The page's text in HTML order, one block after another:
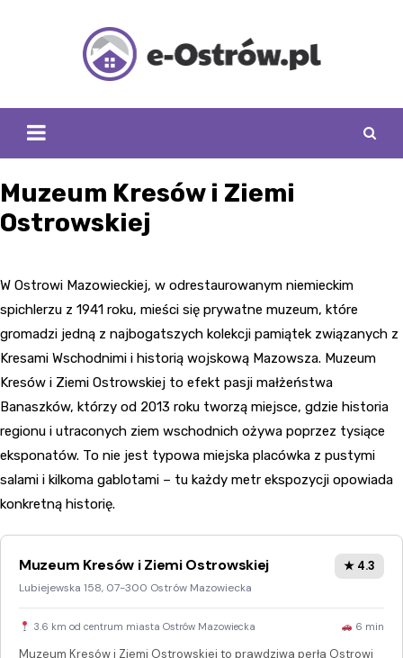
Muzeum Kresów i Ziemi
Ostrowskiej
W Ostrowi Mazowieckiej, w odrestaurowanym niemieckim
spichlerzu z 1941 roku, mieści się prywatne muzeum, które
gromadzi jedną z najbogatszych kolekcji pamiątek związanych z
Kresami Wschodnimi i historią wojskową Mazowsza. Muzeum
Kresów i Ziemi Ostrowskiej to efekt pasji małżeństwa
Banaszków, którzy od 2013 roku tworzą miejsce, gdzie historia
regionu i utraconych ziem wschodnich ożywa poprzez tysiące
eksponatów. To nie jest typowa miejska placówka z pustymi
salami i kilkoma gablotami – tu każdy metr ekspozycji opowiada
konkretną historię.
Muzeum Kresów i Ziemi Ostrowskiej
Lubiejewska 158, 07-300 Ostrów Mazowiecka
★ 4.3
3.6 km od centrum miasta Ostrów Mazowiecka 6 min
Muzeum Kresów i Ziemi Ostrowskiej to prawdziwa perła Ostrowi